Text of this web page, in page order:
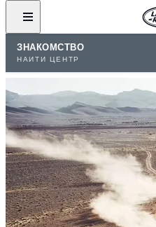
ЗНАКОМСТВО
НАЙТИ ЦЕНТР